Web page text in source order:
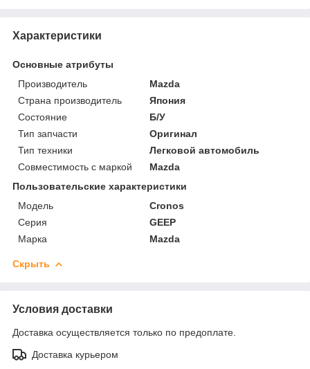
Характеристики
Основные атрибуты
Производитель
Mazda
Страна производитель
Япония
Состояние
Б/У
Тип запчасти
Оригинал
Тип техники
Легковой автомобиль
Совместимость с маркой
Mazda
Пользовательские характеристики
Модель
Cronos
Серия
GEEP
Марка
Mazda
Скрыть
Условия доставки
Доставка осуществляется только по предоплате.
Доставка курьером